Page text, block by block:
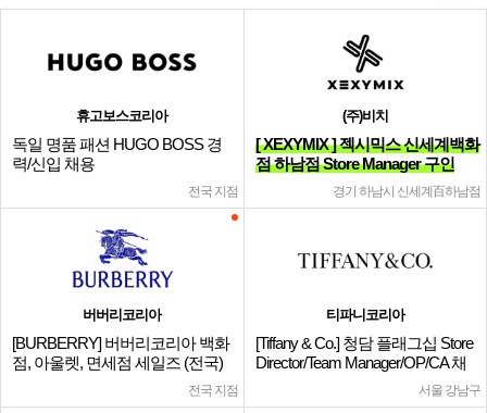
휴고보스코리아
독일 명품 패션 HUGO BOSS 경
력/신입 채용
전국 지점
(주)비치
[ XEXYMIX ] 젝시믹스 신세계백화
점 하남점 Store Manager 구인
경기 하남시 신세계百하남점
버버리코리아
[BURBERRY] 버버리코리아 백화
점, 아울렛, 면세점 세일즈 (전국)
전국 지점
티파니코리아
[Tiffany & Co.] 청담 플래그십 Store
Director/Team Manager/OP/CA 채
서울 강남구